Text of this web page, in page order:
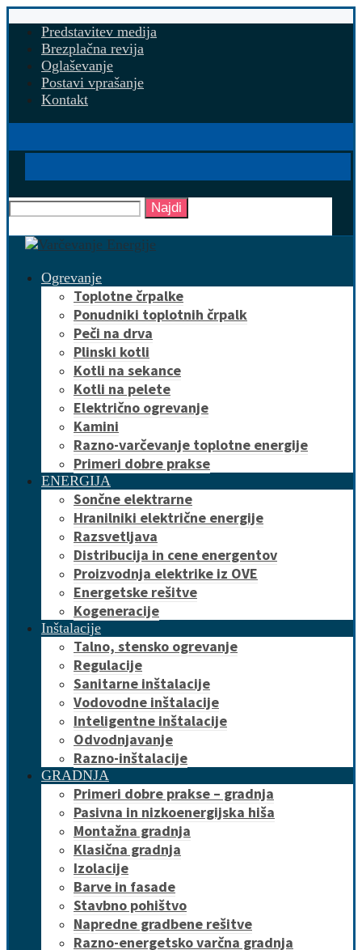
Predstavitev medija
Brezplačna revija
Oglaševanje
Postavi vprašanje
Kontakt
Najdi
Ogrevanje
Toplotne črpalke
Ponudniki toplotnih črpalk
Peči na drva
Plinski kotli
Kotli na sekance
Kotli na pelete
Električno ogrevanje
Kamini
Razno-varčevanje toplotne energije
Primeri dobre prakse
ENERGIJA
Sončne elektrarne
Hranilniki električne energije
Razsvetljava
Distribucija in cene energentov
Proizvodnja elektrike iz OVE
Energetske rešitve
Kogeneracije
Inštalacije
Talno, stensko ogrevanje
Regulacije
Sanitarne inštalacije
Vodovodne inštalacije
Inteligentne inštalacije
Odvodnjavanje
Razno-inštalacije
GRADNJA
Primeri dobre prakse – gradnja
Pasivna in nizkoenergijska hiša
Montažna gradnja
Klasična gradnja
Izolacije
Barve in fasade
Stavbno pohištvo
Napredne gradbene rešitve
Razno-energetsko varčna gradnja